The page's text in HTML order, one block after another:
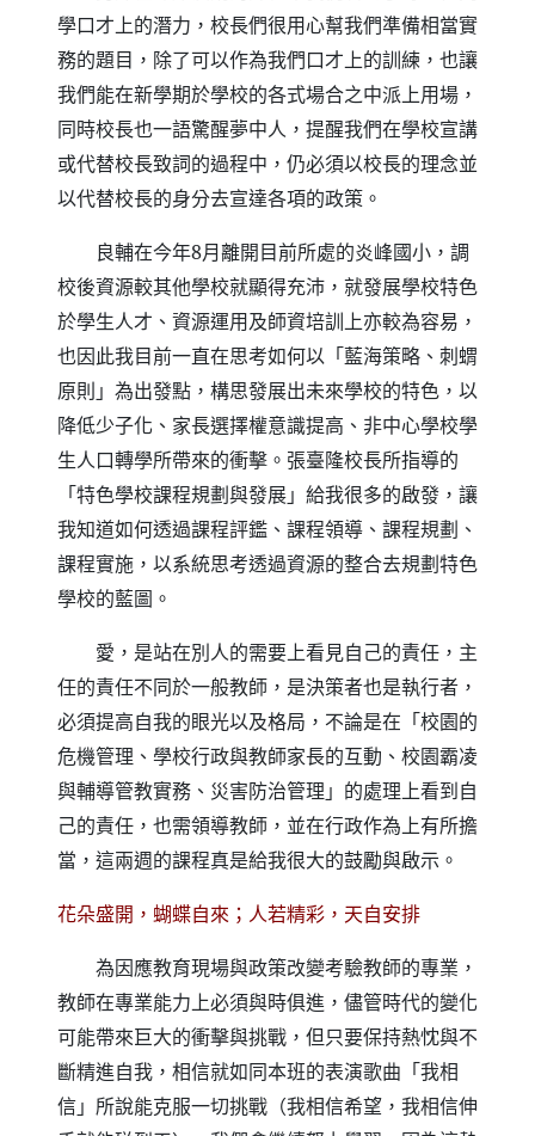
學口才上的潛力，校長們很用心幫我們準備相當實
務的題目，除了可以作為我們口才上的訓練，也讓
我們能在新學期於學校的各式場合之中派上用場，
同時校長也一語驚醒夢中人，提醒我們在學校宣講
或代替校長致詞的過程中，仍必須以校長的理念並
以代替校長的身分去宣達各項的政策。
良輔在今年8月離開目前所處的炎峰國小，調
校後資源較其他學校就顯得充沛，就發展學校特色
於學生人才、資源運用及師資培訓上亦較為容易，
也因此我目前一直在思考如何以「藍海策略、刺蝟
原則」為出發點，構思發展出未來學校的特色，以
降低少子化、家長選擇權意識提高、非中心學校學
生人口轉學所帶來的衝擊。張臺隆校長所指導的
「特色學校課程規劃與發展」給我很多的啟發，讓
我知道如何透過課程評鑑、課程領導、課程規劃、
課程實施，以系統思考透過資源的整合去規劃特色
學校的藍圖。
愛，是站在別人的需要上看見自己的責任，主
任的責任不同於一般教師，是決策者也是執行者，
必須提高自我的眼光以及格局，不論是在「校園的
危機管理、學校行政與教師家長的互動、校園霸凌
與輔導管教實務、災害防治管理」的處理上看到自
己的責任，也需領導教師，並在行政作為上有所擔
當，這兩週的課程真是給我很大的鼓勵與啟示。
花朵盛開，蝴蝶自來；人若精彩，天自安排
為因應教育現場與政策改變考驗教師的專業，
教師在專業能力上必須與時俱進，儘管時代的變化
可能帶來巨大的衝擊與挑戰，但只要保持熱忱與不
斷精進自我，相信就如同本班的表演歌曲「我相
信」所說能克服一切挑戰（我相信希望，我相信伸